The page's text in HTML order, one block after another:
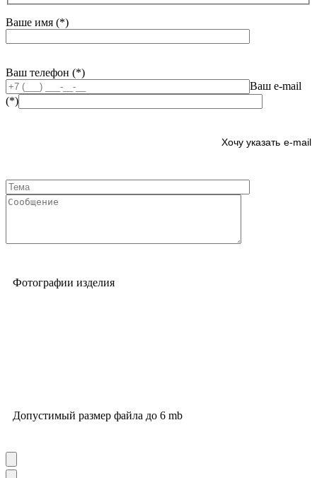
Ваше имя (*)
Ваш телефон (*)
Ваш e-mail
(*)
e-mail
Фотографии изделия
Допустимый размер файла до 6 mb